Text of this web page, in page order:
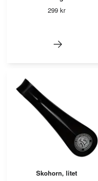
299 kr
Skohorn, litet